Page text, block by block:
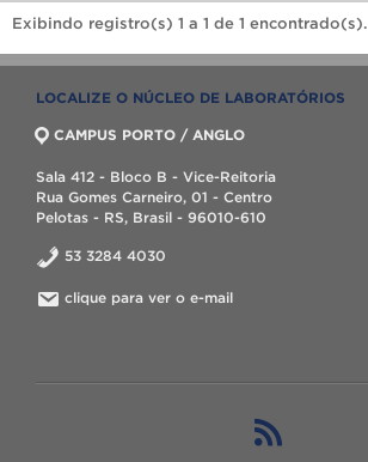
Exibindo registro(s) 1 a 1 de 1 encontrado(s).
LOCALIZE O NÚCLEO DE LABORATÓRIOS
CAMPUS PORTO / ANGLO
Sala 412 - Bloco B - Vice-Reitoria
Rua Gomes Carneiro, 01 - Centro
Pelotas - RS, Brasil - 96010-610
53 3284 4030
clique para ver o e-mail